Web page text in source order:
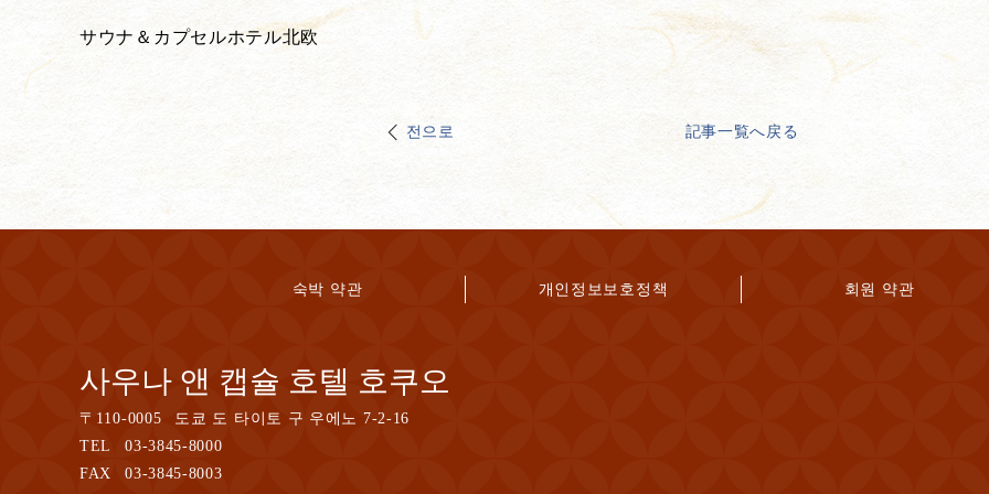
サウナ＆カプセルホテル北欧
전으로 記事一覧へ戻る
숙박 약관 개인정보보호정책 회원 약관
사우나 앤 캡슐 호텔 호쿠오
〒 110-0005
도쿄 도 타이토 구 우에노 7-2-16
TEL
03-3845-8000
FAX
03-3845-8003